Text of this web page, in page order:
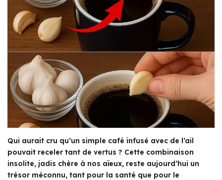
Qui aurait cru qu’un simple café infusé avec de l’ail
pouvait receler tant de vertus ? Cette combinaison
insolite, jadis chère à nos aïeux, reste aujourd’hui un
trésor méconnu, tant pour la santé que pour le